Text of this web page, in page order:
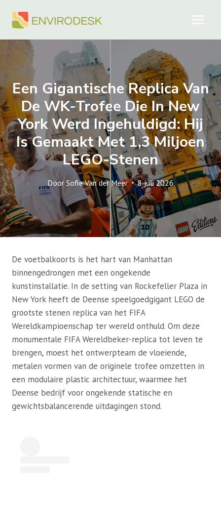
naar
Een Gigantische Replica Van
De WK-Trofee Die In New
York Werd Ingehuldigd: Hij
Is Gemaakt Met 1,3 Miljoen
LEGO-Stenen
Door Sofie Van der Meer 8 juli 2026
De voetbalkoorts is het hart van Manhattan
binnengedrongen met een ongekende
kunstinstallatie. In de setting van Rockefeller Plaza in
New York heeft de Deense speelgoedgigant LEGO de
grootste stenen replica van het FIFA
Wereldkampioenschap ter wereld onthuld. Om deze
monumentale FIFA Wereldbeker-replica tot leven te
brengen, moest het ontwerpteam de vloeiende,
metalen vormen van de originele trofee omzetten in
een modulaire plastic architectuur, waarmee het
Deense bedrijf voor ongekende statische en
gewichtsbalancerende uitdagingen stond.